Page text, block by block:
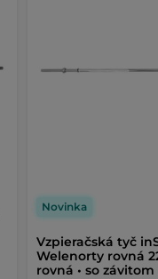
Vzpieračská tyč
Welenorty rovná
rovná • so
Novinka